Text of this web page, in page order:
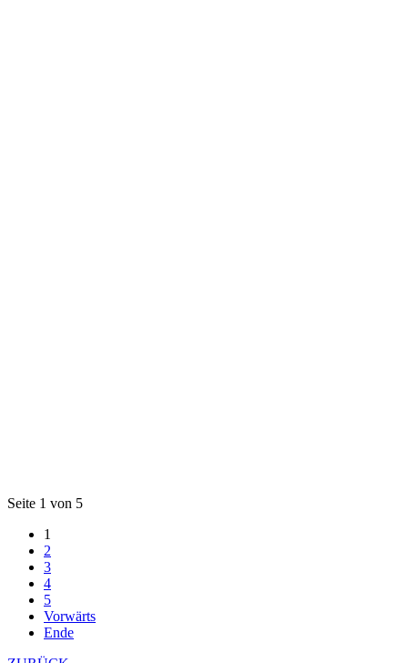
Seite 1 von 5
1
2
3
4
5
Vorwärts
Ende